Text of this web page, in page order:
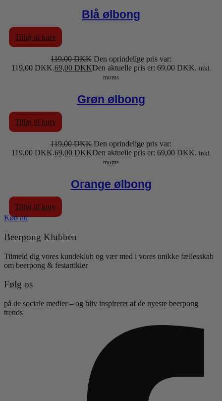
Blå ølbong
Tilføj til kurv
119,00DKK Den oprindelige pris var:
119,00 DKK.69,00 DKKDen aktuelle pris er: 69,00 DKK. inkl.
moms
Grøn ølbong
Tilføj til kurv
119,00DKK Den oprindelige pris var:
119,00 DKK.69,00 DKKDen aktuelle pris er: 69,00 DKK. inkl.
moms
Orange ølbong
Tilføj til kurv
Køb nu
Beerpong Klubben
Tilmeld dig vores kundeklub og vær med i vores unikke fællesskab
om beerpong & festartikler
Følg os
på de sociale medier – og bliv inspireret af de nyeste beerpong
trends